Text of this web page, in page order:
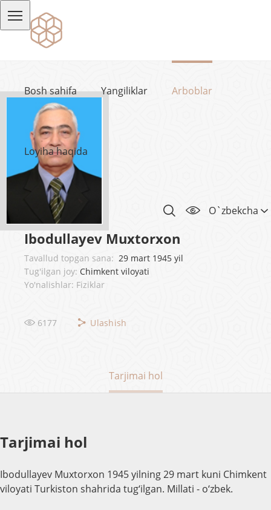
Bosh sahifa Yangiliklar Arboblar
Loyiha haqida
O`zbekcha
Ibodullayev Muxtorxon
Tavallud topgan sana: 29 mart 1945 yil
Tug'ilgan joy: Chimkent viloyati
Yo'nalishlar: Fiziklar
6177 Ulashish
Tarjimai hol
Tarjimai hol
Ibodullayev Muxtorxon 1945 yilning 29 mart kuni Chimkent
viloyati Turkiston shahrida tug‘ilgan. Millati - o‘zbek.